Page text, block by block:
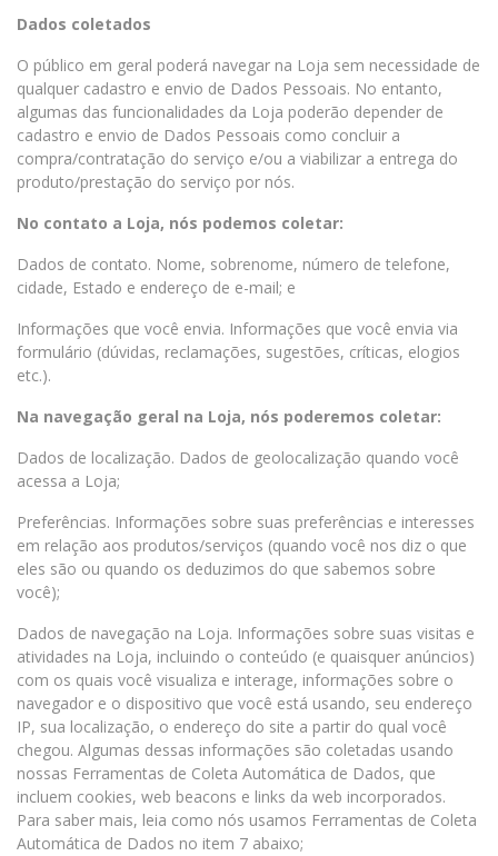
Dados coletados
O público em geral poderá navegar na Loja sem necessidade de
qualquer cadastro e envio de Dados Pessoais. No entanto,
algumas das funcionalidades da Loja poderão depender de
cadastro e envio de Dados Pessoais como concluir a
compra/contratação do serviço e/ou a viabilizar a entrega do
produto/prestação do serviço por nós.
No contato a Loja, nós podemos coletar:
Dados de contato. Nome, sobrenome, número de telefone,
cidade, Estado e endereço de e-mail; e
Informações que você envia. Informações que você envia via
formulário (dúvidas, reclamações, sugestões, críticas, elogios
etc.).
Na navegação geral na Loja, nós poderemos coletar:
Dados de localização. Dados de geolocalização quando você
acessa a Loja;
Preferências. Informações sobre suas preferências e interesses
em relação aos produtos/serviços (quando você nos diz o que
eles são ou quando os deduzimos do que sabemos sobre
você);
Dados de navegação na Loja. Informações sobre suas visitas e
atividades na Loja, incluindo o conteúdo (e quaisquer anúncios)
com os quais você visualiza e interage, informações sobre o
navegador e o dispositivo que você está usando, seu endereço
IP, sua localização, o endereço do site a partir do qual você
chegou. Algumas dessas informações são coletadas usando
nossas Ferramentas de Coleta Automática de Dados, que
incluem cookies, web beacons e links da web incorporados.
Para saber mais, leia como nós usamos Ferramentas de Coleta
Automática de Dados no item 7 abaixo;